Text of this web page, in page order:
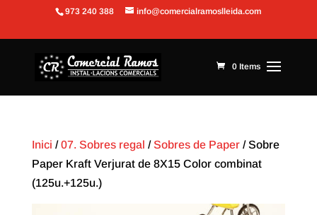
Obre la barra d'eines
973 240 388 info@comercialramoslleida.com
0 Items
Inici /07. Sobres regal /Sobres de Paper/ Sobre
Paper Kraft Verjurat de 8X15 Color combinat
(125u.+125u.)